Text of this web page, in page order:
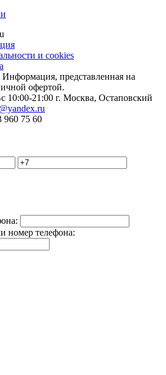
и cookies
Информация, представленная на
офертой.
10:00-21:00 г. Москва, Остаповский
960 75 60
номер телефона: